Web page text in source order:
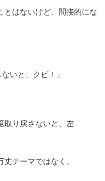
とはないけど、間接的にな
いと、クビ！」
取り戻さないと、左
テーマではなく、